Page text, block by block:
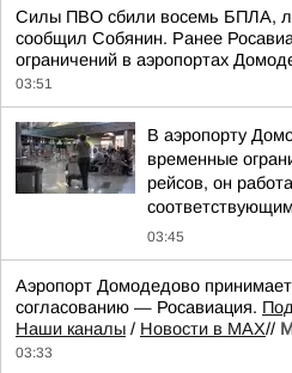
Силы ПВО сбили восемь БПЛА,
сообщил Собянин. Ранее
ограничений в аэропортах
03:51
В аэропорту
временные
рейсов, он
03:45
Аэропорт Домодедово
согласованию — Росавиация.
Наши каналы / Новости в MAX//
03:33